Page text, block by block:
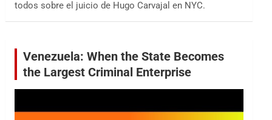
todos sobre el juicio de Hugo Carvajal en NYC.
Venezuela: When the State Becomes
the Largest Criminal Enterprise